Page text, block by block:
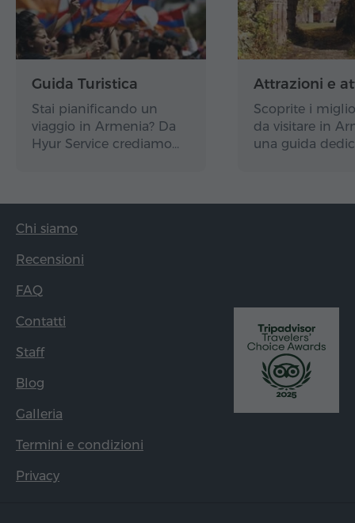
Guida Turistica
Stai pianificando un
viaggio in Armenia? Da
Hyur Service crediamo…
Attrazioni e
Scoprite i
da visitare in
una guida
Chi siamo
Recensioni
FAQ
Contatti
Staff
Blog
Galleria
Termini e condizioni
Privacy